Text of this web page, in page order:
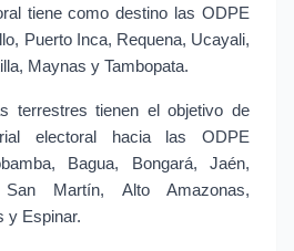
tiene como destino las ODPE
Puerto Inca, Requena, Ucayali,
Maynas y Tambopata.
terrestres tienen el objetivo de
electoral hacia las ODPE
Bagua, Bongará, Jaén,
Martín, Alto Amazonas,
y Espinar.